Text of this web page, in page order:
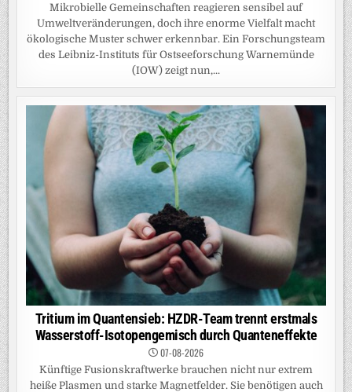
Mikrobielle Gemeinschaften reagieren sensibel auf
Umweltveränderungen, doch ihre enorme Vielfalt macht
ökologische Muster schwer erkennbar. Ein Forschungsteam
des Leibniz-Instituts für Ostseeforschung Warnemünde
(IOW) zeigt nun,...
Tritium im Quantensieb: HZDR-Team trennt erstmals
Wasserstoff-Isotopengemisch durch Quanteneffekte
07-08-2026
Künftige Fusionskraftwerke brauchen nicht nur extrem
heiße Plasmen und starke Magnetfelder. Sie benötigen auch